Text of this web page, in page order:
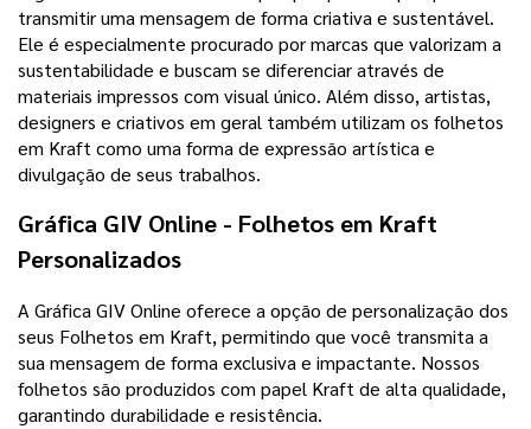
transmitir uma mensagem de forma criativa e sustentável.
Ele é especialmente procurado por marcas que valorizam a
sustentabilidade e buscam se diferenciar através de
materiais impressos com visual único. Além disso, artistas,
designers e criativos em geral também utilizam os folhetos
em Kraft como uma forma de expressão artística e
divulgação de seus trabalhos.
Gráfica GIV Online - Folhetos em Kraft
Personalizados
A Gráfica GIV Online oferece a opção de personalização dos
seus Folhetos em Kraft, permitindo que você transmita a
sua mensagem de forma exclusiva e impactante. Nossos
folhetos são produzidos com papel Kraft de alta qualidade,
garantindo durabilidade e resistência.